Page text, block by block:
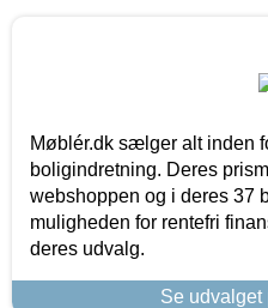
Møblér.dk sælger alt inden
boligindretning. Deres
webshoppen og i deres 37
muligheden for rentefri
deres udvalg.
Se udvalget